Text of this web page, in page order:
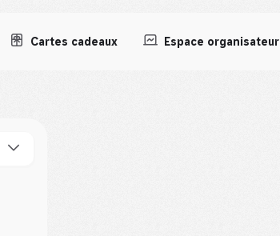
Cartes cadeaux Espace organisateur